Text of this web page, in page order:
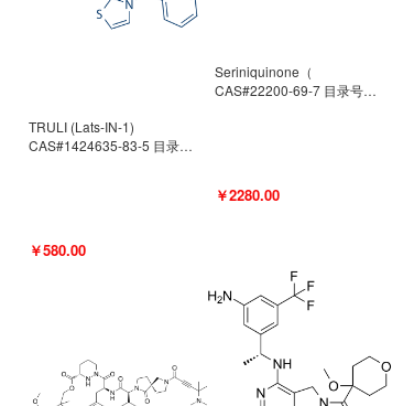
TRULI (Lats-IN-1)
CAS#1424635-83-5 目录号
￥580.00
Seriniquinone（
CAS#22200-69-7 目录号
￥2280.00